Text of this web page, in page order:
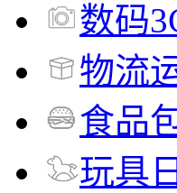
数码
物流
食品
玩具